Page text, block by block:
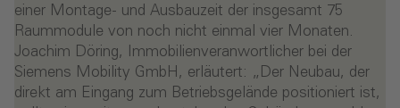
einer Montage- und Ausbauzeit der insgesamt 75
Raummodule von noch nicht einmal vier Monaten.
Joachim Döring, Immobilienveranwortlicher bei der
Siemens Mobility GmbH, erläutert: „Der Neubau, der
direkt am Eingang zum Betriebsgelände positioniert ist,